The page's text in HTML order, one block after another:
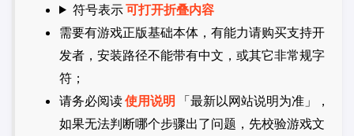
符号表示可打开折叠内容
需要有游戏正版基础本体，有能力请购买支持开
发者，安装路径不能带有中文，或其它非常规字
符；
请务必阅读使用说明
「最新以网站说明为准」，
如果无法判断哪个步骤出了问题，先校验游戏文